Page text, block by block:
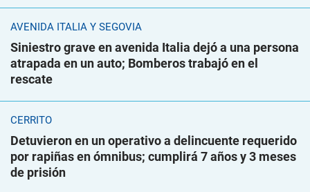
AVENIDA ITALIA Y SEGOVIA
Siniestro grave en avenida Italia dejó a una persona
atrapada en un auto; Bomberos trabajó en el
rescate
CERRITO
Detuvieron en un operativo a delincuente requerido
por rapiñas en ómnibus; cumplirá 7 años y 3 meses
de prisión